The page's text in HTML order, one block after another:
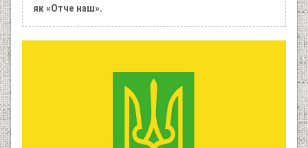
як «Отче наш».